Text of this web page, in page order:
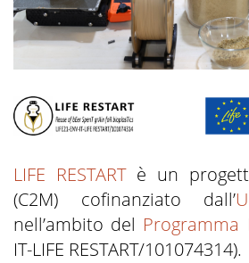
LIFE RESTARTè un
(C2M) cofinanziato dall’
nell’ambito del Programma
IT-LIFE RESTART/101074314).